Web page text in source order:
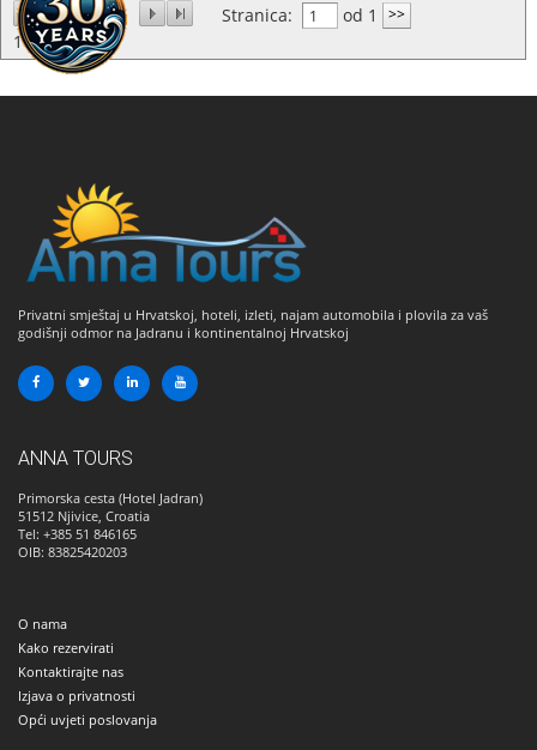
1 Stranica:
od 1
1do18od1
Privatni smještaj u Hrvatskoj, hoteli, izleti, najam automobila i plovila za vaš
godišnji odmor na Jadranu i kontinentalnoj Hrvatskoj
ANNA TOURS
Primorska cesta (Hotel Jadran)
51512 Njivice, Croatia
Tel: +385 51 846165
OIB: 83825420203
O nama
Kako rezervirati
Kontaktirajte nas
Izjava o privatnosti
Opći uvjeti poslovanja